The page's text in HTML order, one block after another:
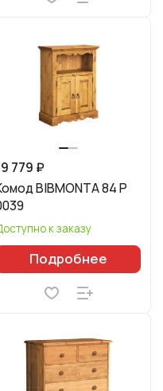
779 ₽
BIBMONTA 84 Р
к заказу
Подробнее